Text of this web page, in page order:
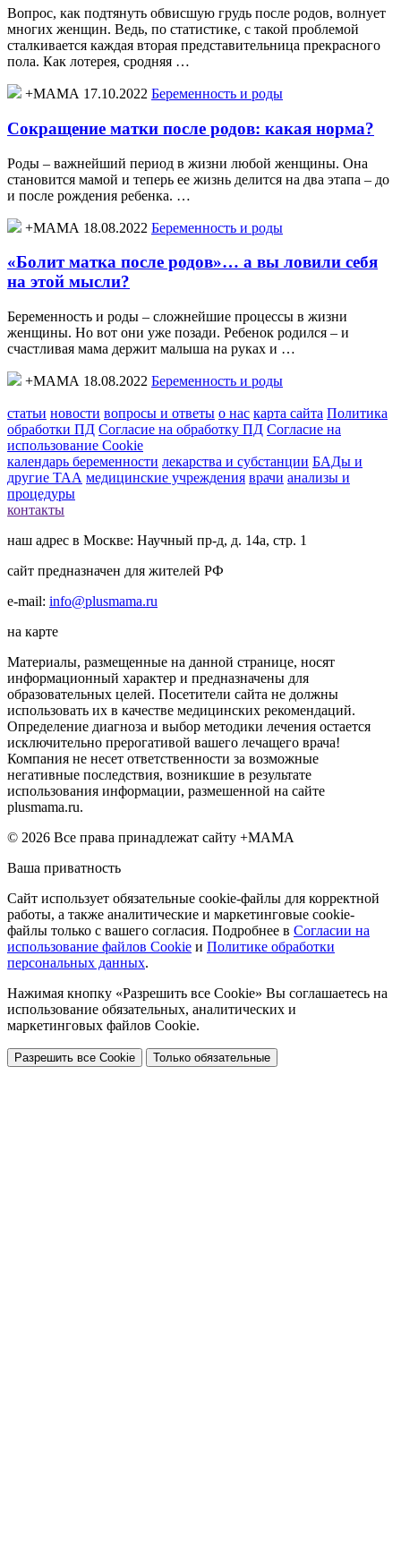
Вопрос, как подтянуть обвисшую грудь после родов, волнует
многих женщин. Ведь, по статистике, с такой проблемой
сталкивается каждая вторая представительница прекрасного
пола. Как лотерея, сродняя …
+МАМА 17.10.2022 Беременность и роды
Сокращение матки после родов: какая норма?
Роды – важнейший период в жизни любой женщины. Она
становится мамой и теперь ее жизнь делится на два этапа – до
и после рождения ребенка. …
+МАМА 18.08.2022 Беременность и роды
«Болит матка после родов»… а вы ловили себя
на этой мысли?
Беременность и роды – сложнейшие процессы в жизни
женщины. Но вот они уже позади. Ребенок родился – и
счастливая мама держит малыша на руках и …
+МАМА 18.08.2022 Беременность и роды
статьи новости вопросы и ответы о нас карта сайта Политика
обработки ПД Согласие на обработку ПД Согласие на
использование Cookie
календарь беременности лекарства и субстанции БАДы и
другие ТАА медицинские учреждения врачи анализы и
процедуры
контакты
наш адрес в Москве: Научный пр-д, д. 14а, стр. 1
сайт предназначен для жителей РФ
e-mail: info@plusmama.ru
на карте
Материалы, размещенные на данной странице, носят
информационный характер и предназначены для
образовательных целей. Посетители сайта не должны
использовать их в качестве медицинских рекомендаций.
Определение диагноза и выбор методики лечения остается
исключительно прерогативой вашего лечащего врача!
Компания не несет ответственности за возможные
негативные последствия, возникшие в результате
использования информации, размешенной на сайте
plusmama.ru.
© 2026 Все права принадлежат сайту +МАМА
Ваша приватность
Сайт использует обязательные cookie-файлы для корректной
работы, а также аналитические и маркетинговые cookie-
файлы только с вашего согласия. Подробнее в Согласии на
использование файлов Cookie и Политике обработки
персональных данных.
Нажимая кнопку «Разрешить все Cookie» Вы соглашаетесь на
использование обязательных, аналитических и
маркетинговых файлов Cookie.
Разрешить все Cookie Только обязательные